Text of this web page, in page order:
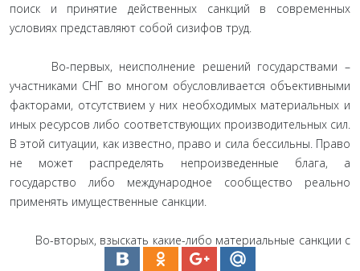
поиск и принятие действенных санкций в современных
условиях представляют собой сизифов труд.
Во-первых, неисполнение решений государствами –
участниками СНГ во многом обусловливается объективными
факторами, отсутствием у них необходимых материальных и
иных ресурсов либо соответствующих производительных сил.
В этой ситуации, как известно, право и сила бессильны. Право
не может распределять непроизведенные блага, а
государство либо международное сообщество реально
применять имущественные санкции.
Во-вторых, взыскать какие-либо материальные санкции с
должника-государства можно лишь по его доброму согласию.